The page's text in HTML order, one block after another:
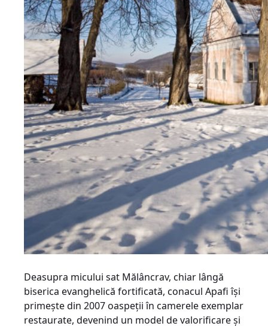
Deasupra micului sat Mălâncrav, chiar lângă
biserica evanghelică fortificată, conacul Apafi își
primește din 2007 oaspeții în camerele exemplar
restaurate, devenind un model de valorificare și